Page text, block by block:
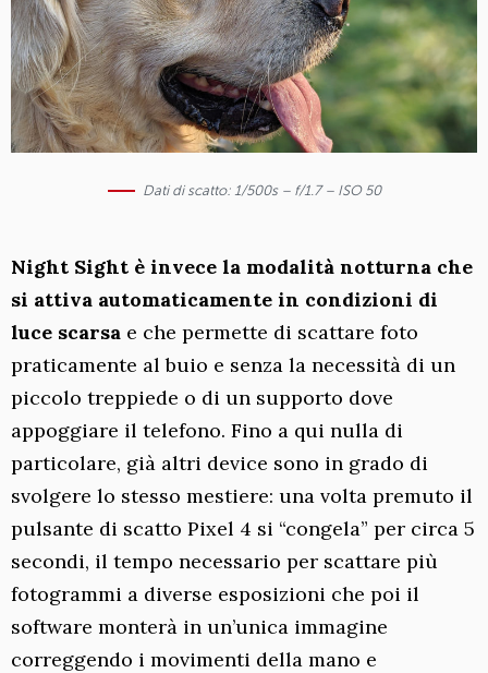
Dati di scatto: 1/500s – f/1.7 – ISO 50
Night Sight è invece la modalità notturna che
si attiva automaticamente in condizioni di
luce scarsa e che permette di scattare foto
praticamente al buio e senza la necessità di un
piccolo treppiede o di un supporto dove
appoggiare il telefono. Fino a qui nulla di
particolare, già altri device sono in grado di
svolgere lo stesso mestiere: una volta premuto il
pulsante di scatto Pixel 4 si “congela” per circa 5
secondi, il tempo necessario per scattare più
fotogrammi a diverse esposizioni che poi il
software monterà in un’unica immagine
correggendo i movimenti della mano e